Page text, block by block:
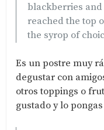
blackberries
reached the top
the syrop of
Es un postre muy
degustar con
otros toppings o
gustado y lo